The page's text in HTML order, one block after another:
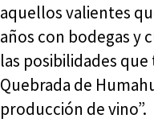
aquellos valientes
años con bodegas y
las posibilidades
Quebrada de
producción de vino”.